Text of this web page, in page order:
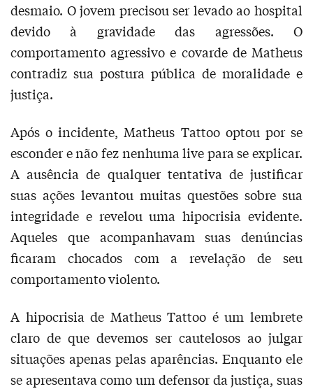
desmaio. O jovem precisou ser levado ao hospital
devido à gravidade das agressões. O
comportamento agressivo e covarde de Matheus
contradiz sua postura pública de moralidade e
justiça.
Após o incidente, Matheus Tattoo optou por se
esconder e não fez nenhuma live para se explicar.
A ausência de qualquer tentativa de justificar
suas ações levantou muitas questões sobre sua
integridade e revelou uma hipocrisia evidente.
Aqueles que acompanhavam suas denúncias
ficaram chocados com a revelação de seu
comportamento violento.
A hipocrisia de Matheus Tattoo é um lembrete
claro de que devemos ser cautelosos ao julgar
situações apenas pelas aparências. Enquanto ele
se apresentava como um defensor da justiça, suas